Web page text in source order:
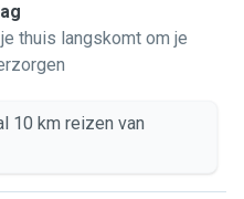
thuis langskomt om je
10 km reizen van